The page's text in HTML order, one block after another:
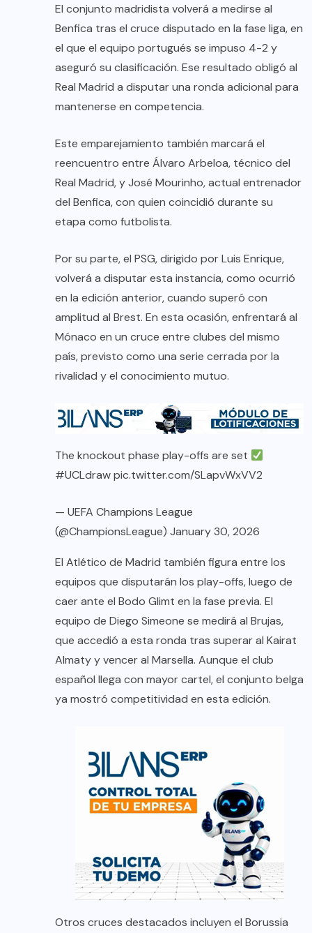
El conjunto madridista volverá a medirse al
Benfica tras el cruce disputado en la fase liga, en
el que el equipo portugués se impuso 4-2 y
aseguró su clasificación. Ese resultado obligó al
Real Madrid a disputar una ronda adicional para
mantenerse en competencia.
Este emparejamiento también marcará el
reencuentro entre Álvaro Arbeloa, técnico del
Real Madrid, y José Mourinho, actual entrenador
del Benfica, con quien coincidió durante su
etapa como futbolista.
Por su parte, el PSG, dirigido por Luis Enrique,
volverá a disputar esta instancia, como ocurrió
en la edición anterior, cuando superó con
amplitud al Brest. En esta ocasión, enfrentará al
Mónaco en un cruce entre clubes del mismo
país, previsto como una serie cerrada por la
rivalidad y el conocimiento mutuo.
The knockout phase play-offs are set
#UCLdrawpic.twitter.com/SLapvWxVV2
— UEFA Champions League
(@ChampionsLeague) January 30, 2026
El Atlético de Madrid también figura entre los
equipos que disputarán los play-offs, luego de
caer ante el Bodo Glimt en la fase previa. El
equipo de Diego Simeone se medirá al Brujas,
que accedió a esta ronda tras superar al Kairat
Almaty y vencer al Marsella. Aunque el club
español llega con mayor cartel, el conjunto belga
ya mostró competitividad en esta edición.
Otros cruces destacados incluyen el Borussia